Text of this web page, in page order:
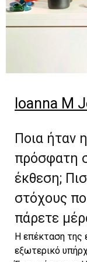
Ioanna M
Ποια ήταν
πρόσφατη
έκθεση;
στόχους
πάρετε
H επέκταση της
εξωτερικό